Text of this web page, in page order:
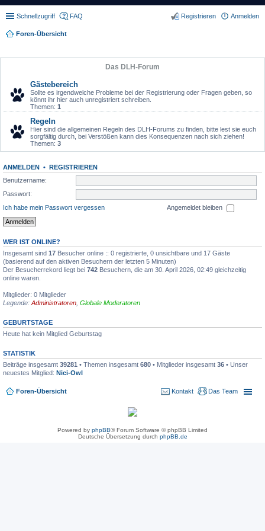
Schnellzugriff FAQ Anmelden
Registrieren
Foren-Übersicht
Das DLH-Forum
Gästebereich
Sollte es irgendwelche Probleme bei der Registrierung oder Fragen geben, so
könnt ihr hier auch unregistriert schreiben.
Themen: 1
Regeln
Hier sind die allgemeinen Regeln des DLH-Forums zu finden, bitte lest sie euch
sorgfältig durch, bei Verstößen kann dies Konsequenzen nach sich ziehen!
Themen: 3
ANMELDEN • REGISTRIEREN
Benutzername:
Passwort:
Ich habe mein Passwort vergessen
Angemeldet bleiben
WER IST ONLINE?
Insgesamt sind 17 Besucher online :: 0 registrierte, 0 unsichtbare und 17 Gäste
(basierend auf den aktiven Besuchern der letzten 5 Minuten)
Der Besucherrekord liegt bei 742 Besuchern, die am 30. April 2026, 02:49 gleichzeitig
online waren.
Mitglieder: 0 Mitglieder
Legende: Administratoren Globale Moderatoren
GEBURTSTAGE
Heute hat kein Mitglied Geburtstag
STATISTIK
Beiträge insgesamt 39281 • Themen insgesamt 680 • Mitglieder insgesamt 36 • Unser
neuestes Mitglied: Nici-Owl
Foren-Übersicht Das Team
Kontakt
Powered by phpBB® Forum Software © phpBB Limited
Deutsche Übersetzung durch phpBB.de